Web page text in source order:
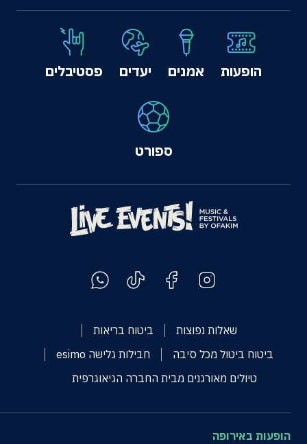
הופעות אמנים יעדים פסטיבלים
ספורט
שאלות נפוצות
ביטוח בריאות
ביטוח ביטול מכל סיבה
חבילות גלישה esimo
טיולים מאורגנים מבית החברה הגיאוגרפית
הופעות באירופה